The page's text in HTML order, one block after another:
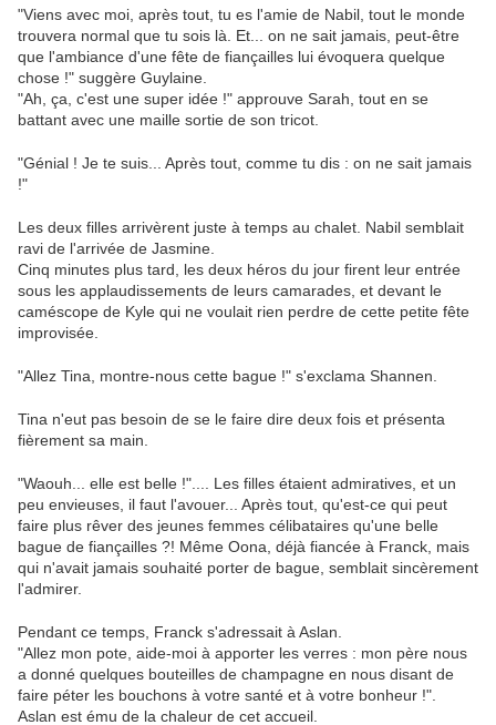
"Viens avec moi, après tout, tu es l'amie de Nabil, tout le monde
trouvera normal que tu sois là. Et... on ne sait jamais, peut-être
que l'ambiance d'une fête de fiançailles lui évoquera quelque
chose !" suggère Guylaine.
"Ah, ça, c'est une super idée !" approuve Sarah, tout en se
battant avec une maille sortie de son tricot.
"Génial ! Je te suis... Après tout, comme tu dis : on ne sait jamais
!"
Les deux filles arrivèrent juste à temps au chalet. Nabil semblait
ravi de l'arrivée de Jasmine.
Cinq minutes plus tard, les deux héros du jour firent leur entrée
sous les applaudissements de leurs camarades, et devant le
caméscope de Kyle qui ne voulait rien perdre de cette petite fête
improvisée.
"Allez Tina, montre-nous cette bague !" s'exclama Shannen.
Tina n'eut pas besoin de se le faire dire deux fois et présenta
fièrement sa main.
"Waouh... elle est belle !".... Les filles étaient admiratives, et un
peu envieuses, il faut l'avouer... Après tout, qu'est-ce qui peut
faire plus rêver des jeunes femmes célibataires qu'une belle
bague de fiançailles ?! Même Oona, déjà fiancée à Franck, mais
qui n'avait jamais souhaité porter de bague, semblait sincèrement
l'admirer.
Pendant ce temps, Franck s'adressait à Aslan.
"Allez mon pote, aide-moi à apporter les verres : mon père nous
a donné quelques bouteilles de champagne en nous disant de
faire péter les bouchons à votre santé et à votre bonheur !".
Aslan est ému de la chaleur de cet accueil.